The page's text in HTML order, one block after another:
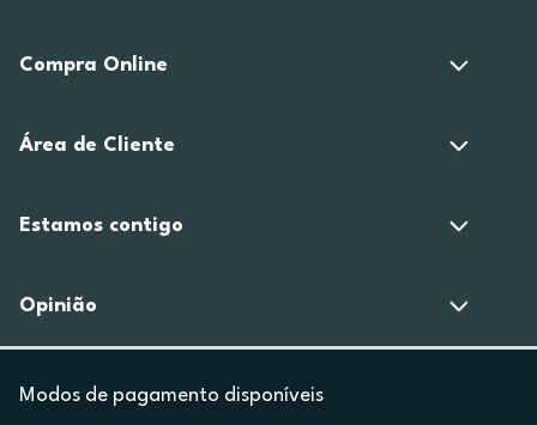
Compra Online
Área de Cliente
Estamos contigo
Opinião
Modos de pagamento disponíveis